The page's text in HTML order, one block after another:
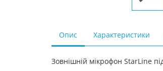
Опис Характеристики
Зовнішній мікрофон StarLine